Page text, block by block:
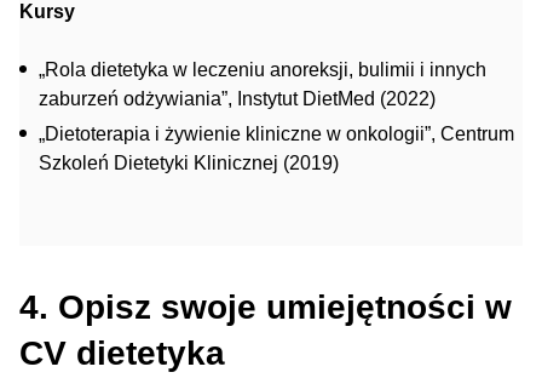
Kursy
„Rola dietetyka w leczeniu anoreksji, bulimii i innych
zaburzeń odżywiania”, Instytut DietMed (2022)
„Dietoterapia i żywienie kliniczne w onkologii”, Centrum
Szkoleń Dietetyki Klinicznej (2019)
4. Opisz swoje umiejętności w
CV dietetyka